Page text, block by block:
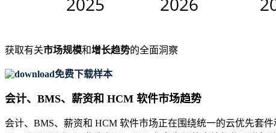
获取有关市场规模和增长趋势的全面洞察
免费下载样本
会计、BMS、薪资和 HCM 软件市场趋势
会计、BMS、薪资和 HCM 软件市场正在围绕统一的云优先套